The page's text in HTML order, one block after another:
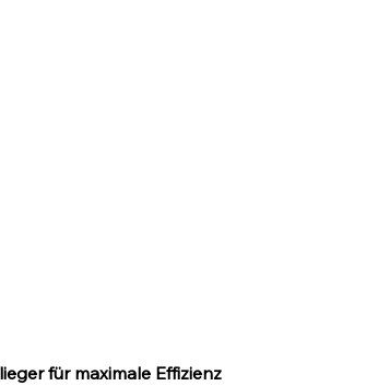
für maximale Effizienz